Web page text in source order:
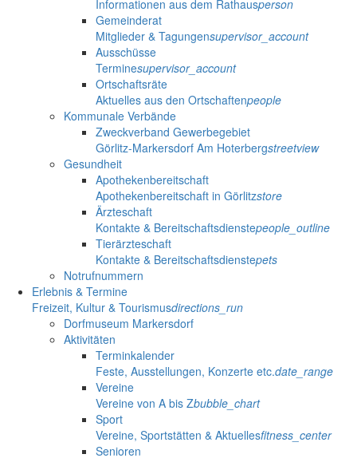
Informationen aus dem Rathausperson
Gemeinderat
Mitglieder & Tagungensupervisor_account
Ausschüsse
Terminesupervisor_account
Ortschaftsräte
Aktuelles aus den Ortschaftenpeople
Kommunale Verbände
Zweckverband Gewerbegebiet
Görlitz-Markersdorf Am Hoterbergstreetview
Gesundheit
Apothekenbereitschaft
Apothekenbereitschaft in Görlitzstore
Ärzteschaft
Kontakte & Bereitschaftsdienstepeople_outline
Tierärzteschaft
Kontakte & Bereitschaftsdienstepets
Notrufnummern
Erlebnis & Termine
Freizeit, Kultur & Tourismusdirections_run
Dorfmuseum Markersdorf
Aktivitäten
Terminkalender
Feste, Ausstellungen, Konzerte etc.date_range
Vereine
Vereine von A bis Zbubble_chart
Sport
Vereine, Sportstätten & Aktuellesfitness_center
Senioren